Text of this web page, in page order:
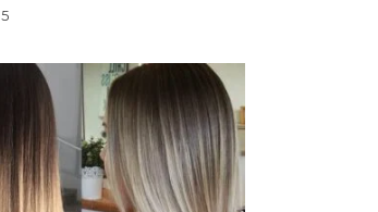
5